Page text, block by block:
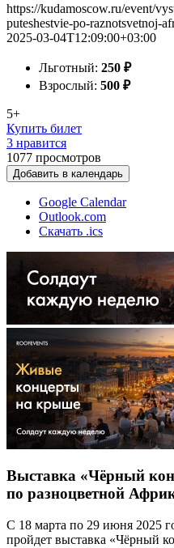
https://kudamoscow.ru/event/
puteshestvie-po-raznotsvetnoj-
2025-03-04T12:09:00+03:00
Льготный: 250 ₽
Взрослый: 500 ₽
5+
Купить билет
3 нравится
1077 просмотров
Добавить в календарь
Google Calendar
Outlook.com
Скачать .ics
Выставка «Чёрный
по разноцветной
С 18 марта по 29 июня 2025
пройдет выставка «Чёрный